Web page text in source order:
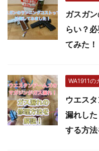
ガスガ
らい？
てみた！
WA1911の
ウエス
漏れし
する方法